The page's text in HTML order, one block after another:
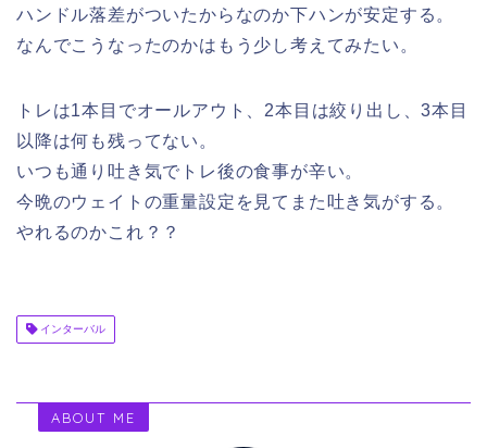
ハンドル落差がついたからなのか下ハンが安定する。
なんでこうなったのかはもう少し考えてみたい。
トレは1本目でオールアウト、2本目は絞り出し、3本目
以降は何も残ってない。
いつも通り吐き気でトレ後の食事が辛い。
今晩のウェイトの重量設定を見てまた吐き気がする。
やれるのかこれ？？
インターバル
ABOUT ME